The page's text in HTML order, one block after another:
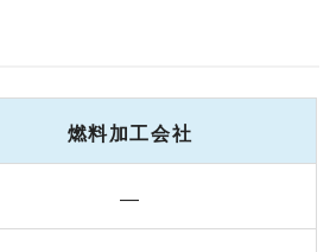
燃料加工会社
―